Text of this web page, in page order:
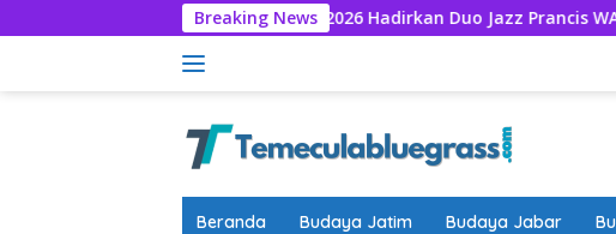
ke
Breaking News
TP Jazz Universe 2026 Hadirkan Duo Jazz Prancis WATCHDOG
Beranda Budaya Jatim Budaya Jabar